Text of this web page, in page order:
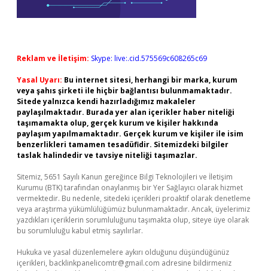
Reklam ve İletişim: Skype: live:.cid.575569c608265c69
Yasal Uyarı: Bu internet sitesi, herhangi bir marka, kurum
veya şahıs şirketi ile hiçbir bağlantısı bulunmamaktadır.
Sitede yalnızca kendi hazırladığımız makaleler
paylaşılmaktadır. Burada yer alan içerikler haber niteliği
taşımamakta olup, gerçek kurum ve kişiler hakkında
paylaşım yapılmamaktadır. Gerçek kurum ve kişiler ile isim
benzerlikleri tamamen tesadüfidir. Sitemizdeki bilgiler
taslak halindedir ve tavsiye niteliği taşımazlar.
Sitemiz, 5651 Sayılı Kanun gereğince Bilgi Teknolojileri ve İletişim
Kurumu (BTK) tarafından onaylanmış bir Yer Sağlayıcı olarak hizmet
vermektedir. Bu nedenle, sitedeki içerikleri proaktif olarak denetleme
veya araştırma yükümlülüğümüz bulunmamaktadır. Ancak, üyelerimiz
yazdıkları içeriklerin sorumluluğunu taşımakta olup, siteye üye olarak
bu sorumluluğu kabul etmiş sayılırlar.
Hukuka ve yasal düzenlemelere aykırı olduğunu düşündüğünüz
içerikleri, backlinkpanelicomtr@gmail.com adresine bildirmeniz